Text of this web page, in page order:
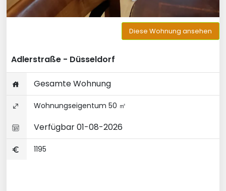
Diese Wohnung ansehen
Adlerstraße - Düsseldorf
Gesamte Wohnung
Wohnungseigentum 50 ㎡
Verfügbar 01-08-2026
1195